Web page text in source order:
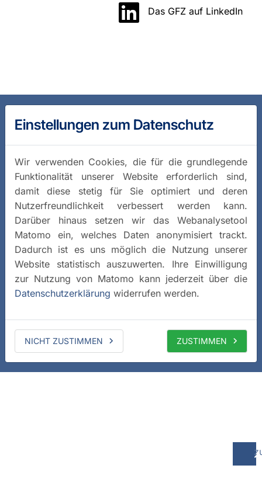
Das GFZ auf LinkedIn
Einstellungen zum Datenschutz
Wir verwenden Cookies, die für die grundlegende
Funktionalität unserer Website erforderlich sind,
damit diese stetig für Sie optimiert und deren
Nutzerfreundlichkeit verbessert werden kann.
Darüber hinaus setzen wir das Webanalysetool
Matomo ein, welches Daten anonymisiert trackt.
Dadurch ist es uns möglich die Nutzung unserer
Website statistisch auszuwerten. Ihre Einwilligung
zur Nutzung von Matomo kann jederzeit über die
Datenschutzerklärung widerrufen werden.
NICHT ZUSTIMMEN ZUSTIMMEN